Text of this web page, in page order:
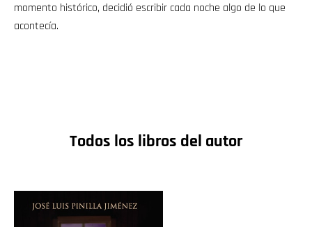
momento histórico, decidió escribir cada noche algo de lo que
acontecía.
Todos los libros del autor